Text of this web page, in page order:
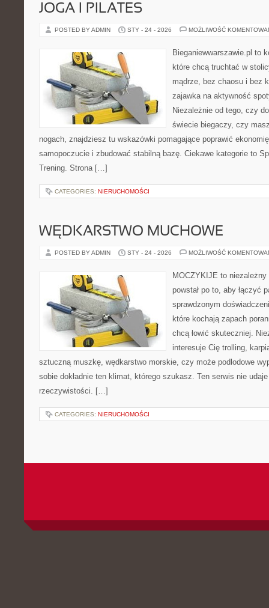
JOGA I PILATES
POSTED BY ADMIN STY - 24 - 2026 MOŻLIWOŚĆ
Bieganiewwarszawie.pl to
które chcą truchtać w
mądrze, bez chaosu i bez
zajawka na aktywność
Niezależnie od tego, czy
świecie biegaczy, czy
nogach, znajdziesz tu wskazówki pomagające poprawić
samopoczucie i zbudować stabilną bazę. Ciekawe kategorie to
Trening. Strona […]
CATEGORIES: NIERUCHOMOŚCI
WĘDKARSTWO MUCHOWE
POSTED BY ADMIN STY - 24 - 2026 MOŻLIWOŚĆ
MOCZYKIJE to niezależny
powstał po to, aby łączyć
sprawdzonym
które kochają zapach
chcą łowić skuteczniej.
interesuje Cię trolling,
sztuczną muszkę, wędkarstwo morskie, czy może podlodowe
sobie dokładnie ten klimat, którego szukasz. Ten serwis nie
rzeczywistości. […]
CATEGORIES: NIERUCHOMOŚCI